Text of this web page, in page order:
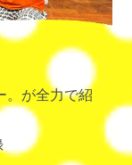
る石廊崎など、南
できます。
するコンテスト。
で構成する選考委
ィ活性化・事業立
な視点で審査を行
自治体の取り組み
移住促進施策を行
。が全力で紹